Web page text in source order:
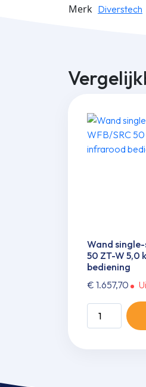
Merk Diverstech
Wand single-
50 ZT-W 5,0
bediening
€ 1.657,70
Wand
single-